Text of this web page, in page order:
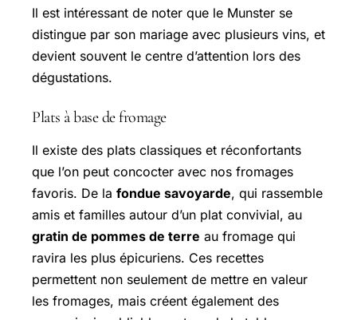
Il est intéressant de noter que le Munster se
distingue par son mariage avec plusieurs vins, et
devient souvent le centre d’attention lors des
dégustations.
Plats à base de fromage
Il existe des plats classiques et réconfortants
que l’on peut concocter avec nos fromages
favoris. De la fondue savoyarde, qui rassemble
amis et familles autour d’un plat convivial, au
gratin de pommes de terre au fromage qui
ravira les plus épicuriens. Ces recettes
permettent non seulement de mettre en valeur
les fromages, mais créent également des